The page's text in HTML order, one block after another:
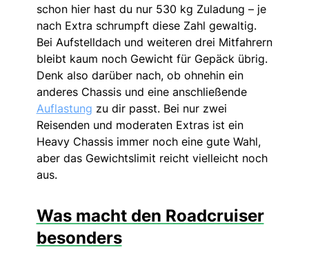
schon hier hast du nur 530 kg Zuladung – je
nach Extra schrumpft diese Zahl gewaltig.
Bei Aufstelldach und weiteren drei Mitfahrern
bleibt kaum noch Gewicht für Gepäck übrig.
Denk also darüber nach, ob ohnehin ein
anderes Chassis und eine anschließende
Auflastung zu dir passt. Bei nur zwei
Reisenden und moderaten Extras ist ein
Heavy Chassis immer noch eine gute Wahl,
aber das Gewichtslimit reicht vielleicht noch
aus.
Was macht den Roadcruiser
besonders